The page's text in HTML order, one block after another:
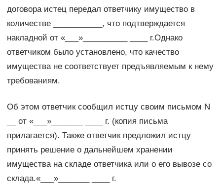
договора истец передал ответчику имущество в
количестве ___________, что подтверждается
накладной от «___»__________ ____ г.Однако
ответчиком было установлено, что качество
имущества не соответствует предъявляемым к нему
требованиям.
Об этом ответчик сообщил истцу своим письмом N
__ от «___»_______ ____ г. (копия письма
прилагается). Также ответчик предложил истцу
принять решение о дальнейшем хранении
имущества на складе ответчика или о его вывозе со
склада.«___»_______ ____ г.